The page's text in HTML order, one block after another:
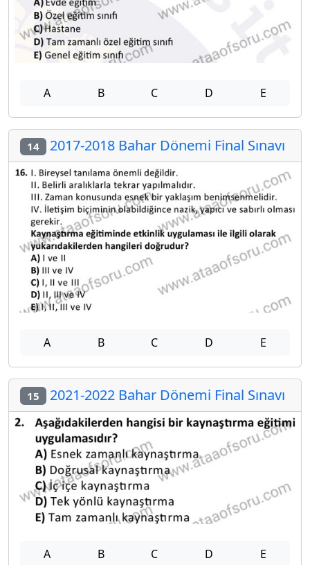
A B C D E
14 2017-2018 Bahar Dönemi Final Sınavı
A B C D E
15 2021-2022 Bahar Dönemi Final Sınavı
A B C D E